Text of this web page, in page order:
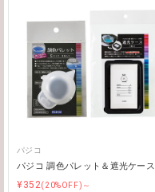
パジコ
パジコ 調色パレット＆遮光ケース
¥352(20%OFF)～